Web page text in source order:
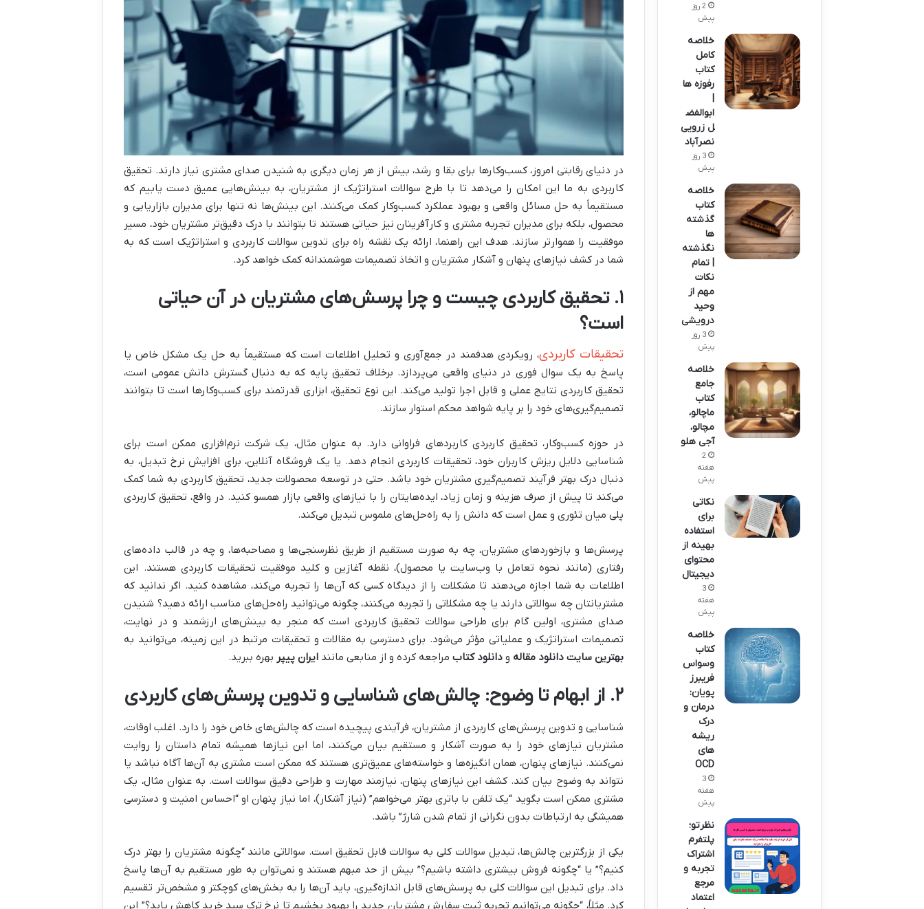
در دنیای رقابتی امروز، کسب‌وکارها برای بقا و رشد، بیش از هر زمان دیگری به شنیدن صدای مشتری نیاز دارند. تحقیق
کاربردی به ما این امکان را می‌دهد تا با طرح سوالات استراتژیک از مشتریان، به بینش‌هایی عمیق دست یابیم که
مستقیماً به حل مسائل واقعی و بهبود عملکرد کسب‌وکار کمک می‌کنند. این بینش‌ها نه تنها برای مدیران بازاریابی و
محصول، بلکه برای مدیران تجربه مشتری و کارآفرینان نیز حیاتی هستند تا بتوانند با درک دقیق‌تر مشتریان خود، مسیر
موفقیت را هموارتر سازند. هدف این راهنما، ارائه یک نقشه راه برای تدوین سوالات کاربردی و استراتژیک است که به
شما در کشف نیازهای پنهان و آشکار مشتریان و اتخاذ تصمیمات هوشمندانه کمک خواهد کرد.
۱. تحقیق کاربردی چیست و چرا پرسش‌های مشتریان در آن حیاتی
است؟
تحقیقات کاربردی، رویکردی هدفمند در جمع‌آوری و تحلیل اطلاعات است که مستقیماً به حل یک مشکل خاص یا
پاسخ به یک سوال فوری در دنیای واقعی می‌پردازد. برخلاف تحقیق پایه که به دنبال گسترش دانش عمومی است،
تحقیق کاربردی نتایج عملی و قابل اجرا تولید می‌کند. این نوع تحقیق، ابزاری قدرتمند برای کسب‌وکارها است تا بتوانند
تصمیم‌گیری‌های خود را بر پایه شواهد محکم استوار سازند.
در حوزه کسب‌وکار، تحقیق کاربردی کاربردهای فراوانی دارد. به عنوان مثال، یک شرکت نرم‌افزاری ممکن است برای
شناسایی دلایل ریزش کاربران خود، تحقیقات کاربردی انجام دهد. یا یک فروشگاه آنلاین، برای افزایش نرخ تبدیل، به
دنبال درک بهتر فرآیند تصمیم‌گیری مشتریان خود باشد. حتی در توسعه محصولات جدید، تحقیق کاربردی به شما کمک
می‌کند تا پیش از صرف هزینه و زمان زیاد، ایده‌هایتان را با نیازهای واقعی بازار همسو کنید. در واقع، تحقیق کاربردی
پلی میان تئوری و عمل است که دانش را به راه‌حل‌های ملموس تبدیل می‌کند.
پرسش‌ها و بازخوردهای مشتریان، چه به صورت مستقیم از طریق نظرسنجی‌ها و مصاحبه‌ها، و چه در قالب داده‌های
رفتاری (مانند نحوه تعامل با وب‌سایت یا محصول)، نقطه آغازین و کلید موفقیت تحقیقات کاربردی هستند. این
اطلاعات به شما اجازه می‌دهند تا مشکلات را از دیدگاه کسی که آن‌ها را تجربه می‌کند، مشاهده کنید. اگر ندانید که
مشتریانتان چه سوالاتی دارند یا چه مشکلاتی را تجربه می‌کنند، چگونه می‌توانید راه‌حل‌های مناسب ارائه دهید؟ شنیدن
صدای مشتری، اولین گام برای طراحی سوالات تحقیق کاربردی است که منجر به بینش‌های ارزشمند و در نهایت،
تصمیمات استراتژیک و عملیاتی مؤثر می‌شود. برای دسترسی به مقالات و تحقیقات مرتبط در این زمینه، می‌توانید به
بهترین سایت دانلود مقاله ودانلود کتاب مراجعه کرده و از منابعی مانندایران پیپر بهره ببرید.
۲. از ابهام تا وضوح: چالش‌های شناسایی و تدوین پرسش‌های کاربردی
شناسایی و تدوین پرسش‌های کاربردی از مشتریان، فرآیندی پیچیده است که چالش‌های خاص خود را دارد. اغلب اوقات،
مشتریان نیازهای خود را به صورت آشکار و مستقیم بیان می‌کنند، اما این نیازها همیشه تمام داستان را روایت
نمی‌کنند. نیازهای پنهان، همان انگیزه‌ها و خواسته‌های عمیق‌تری هستند که ممکن است مشتری به آن‌ها آگاه نباشد یا
نتواند به وضوح بیان کند. کشف این نیازهای پنهان، نیازمند مهارت و طراحی دقیق سوالات است. به عنوان مثال، یک
مشتری ممکن است بگوید “یک تلفن با باتری بهتر می‌خواهم” (نیاز آشکار)، اما نیاز پنهان او “احساس امنیت و دسترسی
همیشگی به ارتباطات بدون نگرانی از تمام شدن شارژ” باشد.
یکی از بزرگترین چالش‌ها، تبدیل سوالات کلی به سوالات قابل تحقیق است. سوالاتی مانند “چگونه مشتریان را بهتر درک
کنیم؟” یا “چگونه فروش بیشتری داشته باشیم؟” بیش از حد مبهم هستند و نمی‌توان به طور مستقیم به آن‌ها پاسخ
داد. برای تبدیل این سوالات کلی به پرسش‌های قابل اندازه‌گیری، باید آن‌ها را به بخش‌های کوچکتر و مشخص‌تر تقسیم
کرد. مثلاً، “چگونه می‌توانیم تجربه ثبت سفارش مشتریان جدید را بهبود بخشیم تا نرخ ترک سبد خرید کاهش یابد؟” این
2 روز
پیش
خلاصه
کامل
کتاب
رفوزه ها
ابوالفض
ل زرویی
نصرآباد
3 روز
پیش
خلاصه
کتاب
گذشته
ها
نگذشته
| تمام
نکات
مهم از
وحید
درویشی
3 روز
پیش
خلاصه
جامع
کتاب
ماچالو،
مچالو،
آجی هلو
2
هفته
پیش
نکاتی
برای
استفاده
بهینه از
محتوای
دیجیتال
3
هفته
پیش
خلاصه
کتاب
وسواس
فریبرز
پویان:
درمان و
درک
ریشه
های
OCD
3
هفته
پیش
نظرتو؛
پلتفرم
اشتراک
تجربه و
مرجع
اعتماد